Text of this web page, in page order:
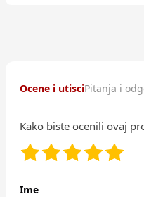
Ocene i utisciPitanja i
Kako biste ocenili ovaj
Ime